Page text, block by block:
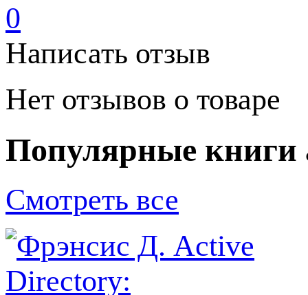
0
Написать отзыв
Нет отзывов о товаре
Популярные книги
Смотреть все